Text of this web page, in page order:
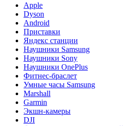
Apple
Dyson
Android
Приставки
Яндекс станции
Наушники Samsung
Наушники Sony
Наушники OnePlus
Фитнес-браслет
Умные часы Samsung
Marshall
Garmin
Экшн-камеры
DJI